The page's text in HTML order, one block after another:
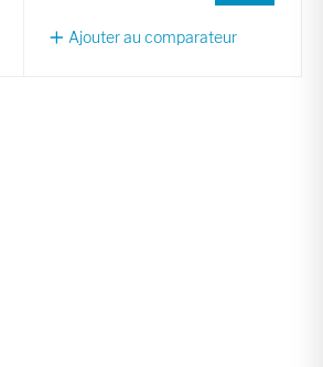
Ajouter au comparateur